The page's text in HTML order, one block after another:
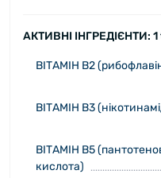
АКТИВНІ ІНГРЕДІЄНТИ: 1
ВІТАМІН В2
ВІТАМІН В3
ВІТАМІН В5
кислота)